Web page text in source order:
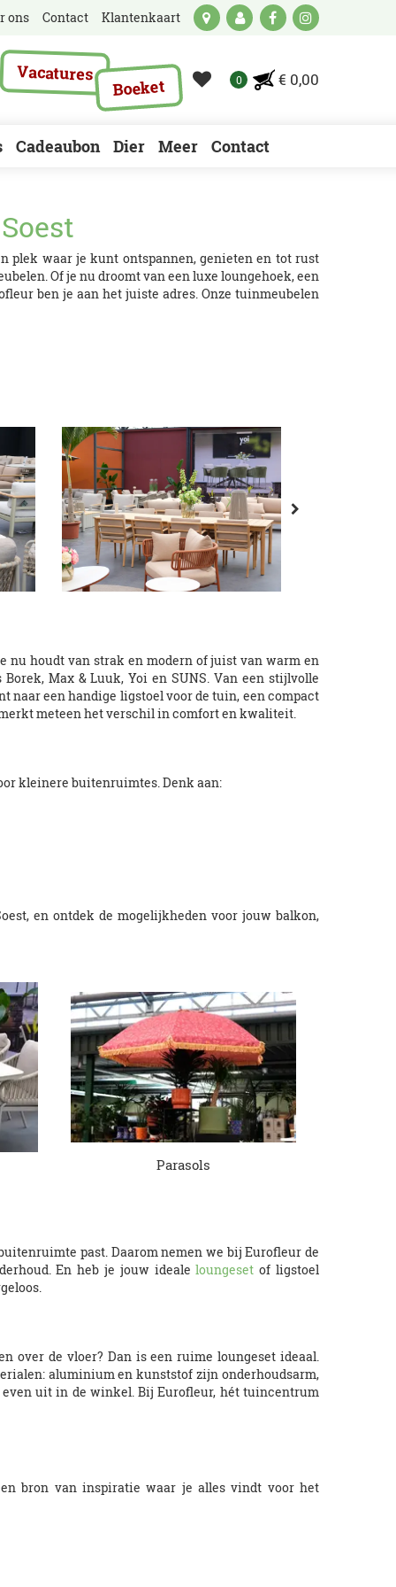
ons Contact Klantenkaart
Vacatures
Boeket € 0,00
Cadeaubon Dier Meer Contact
plek waar je kunt ontspannen, genieten en tot rust
Of je nu droomt van een luxe loungehoek, een
ben je aan het juiste adres. Onze tuinmeubelen
nu houdt van strak en modern of juist van warm en
Max & Luuk, Yoi en SUNS. Van een stijlvolle
naar een handige ligstoel voor de tuin, een compact
meteen het verschil in comfort en kwaliteit.
kleinere buitenruimtes. Denk aan:
en ontdek de mogelijkheden voor jouw balkon,
Parasols
past. Daarom nemen we bij Eurofleur de
En heb je jouw idealeloungeset of ligstoel
over de vloer? Dan is een ruime loungeset ideaal.
aluminium en kunststof zijn onderhoudsarm,
uit in de winkel. Bij Eurofleur, hét tuincentrum
bron van inspiratie waar je alles vindt voor het